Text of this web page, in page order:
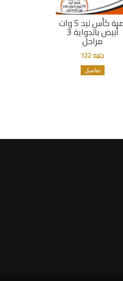
لمبة كأس ليد 5 وات
أبيض بالدواية 3
مراحل
جنيه 122
تفاصيل